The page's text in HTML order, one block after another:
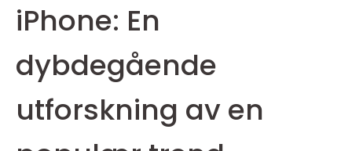
iPhone: En
dybdegående
utforskning av en